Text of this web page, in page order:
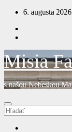
Prejsť
obsah
6. augusta 2026
Misia
s našou Nebeskou